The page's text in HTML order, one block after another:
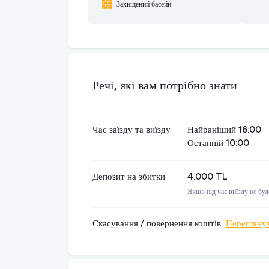
Захищений басейн
Речі, які вам потрібно знати
Час заїзду та виїзду
Найраніший 16:00
Останній 10:00
Депозит на збитки 4.000 TL
Якщо під час виїзду не
Скасування / повернення коштів